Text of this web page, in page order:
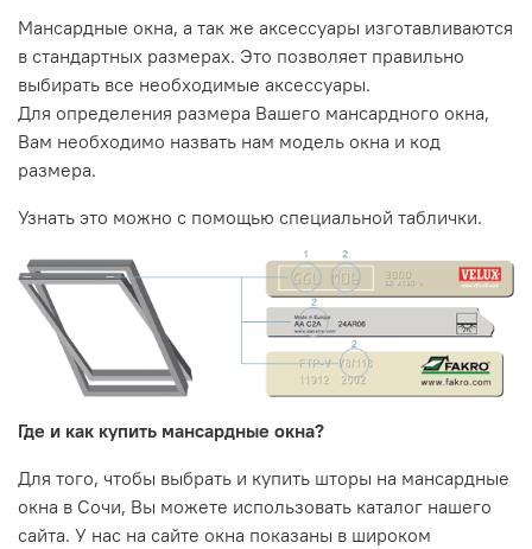
Мансардные окна, а так же аксессуары изготавливаются
в стандартных размерах. Это позволяет правильно
выбирать все необходимые аксессуары.
Для определения размера Вашего мансардного окна,
Вам необходимо назвать нам модель окна и код
размера.
Узнать это можно с помощью специальной таблички.
Где и как купить мансардные окна?
Для того, чтобы выбрать и купить шторы на мансардные
окна в Сочи, Вы можете использовать каталог нашего
сайта. У нас на сайте окна показаны в широком